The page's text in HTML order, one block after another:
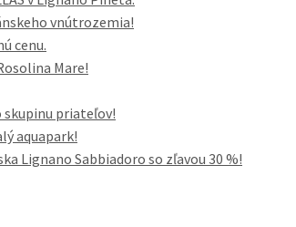
vnútrozemia!
cenu.
Mare!
skupinu priateľov!
aquapark!
Lignano Sabbiadoro so zľavou 30 %!